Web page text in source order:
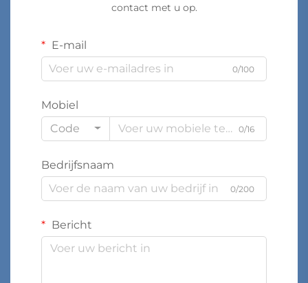
contact met u op.
E-mail
0/100
Mobiel
Code
0/16
Bedrijfsnaam
0/200
Bericht